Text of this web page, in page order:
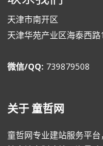
天津市南开区
天津华苑产业区海泰西
微信/QQ: 739879508
关于 童哲网
童哲网专业建站服务平